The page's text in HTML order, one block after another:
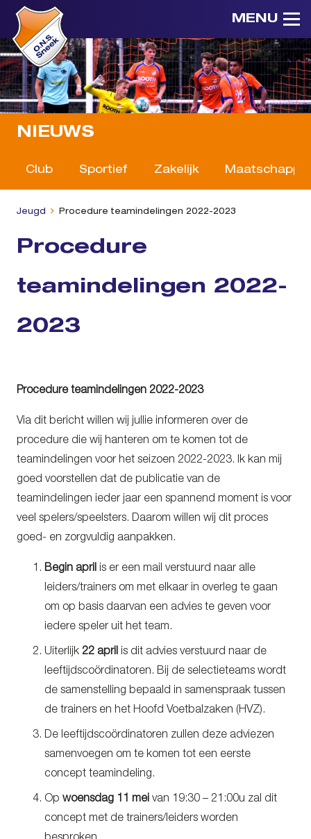
MENU
NIEUWS
Club Sportief Zakelijk
Jeugd Procedure teamindelingen 2022-2023
Procedure
teamindelingen 2022-
2023
Procedure teamindelingen 2022-2023
Via dit bericht willen wij jullie informeren over de
procedure die wij hanteren om te komen tot de
teamindelingen voor het seizoen 2022-2023. Ik kan mij
goed voorstellen dat de publicatie van de
teamindelingen ieder jaar een spannend moment is voor
veel spelers/speelsters. Daarom willen wij dit proces
goed- en zorgvuldig aanpakken.
Begin april is er een mail verstuurd naar alle
leiders/trainers om met elkaar in overleg te gaan
om op basis daarvan een advies te geven voor
iedere speler uit het team.
Uiterlijk 22 april is dit advies verstuurd naar de
leeftijdscoördinatoren. Bij de selectieteams wordt
de samenstelling bepaald in samenspraak tussen
de trainers en het Hoofd Voetbalzaken (HVZ).
De leeftijdscoördinatoren zullen deze adviezen
samenvoegen om te komen tot een eerste
concept teamindeling.
Op woensdag 11 mei van 19:30 – 21:00u zal dit
concept met de trainers/leiders worden